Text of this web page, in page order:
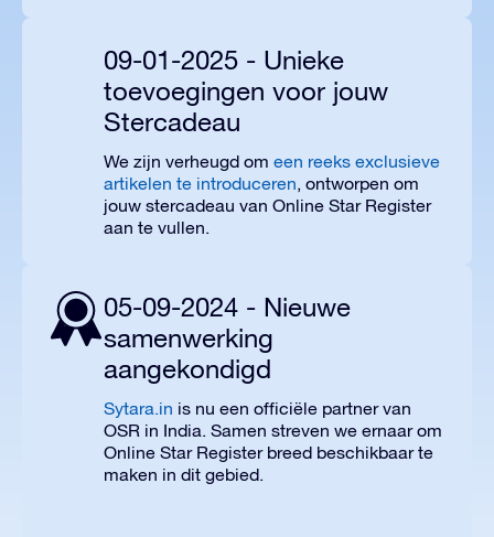
09-01-2025 - Unieke
toevoegingen voor jouw
Stercadeau
We zijn verheugd om een reeks exclusieve
artikelen te introduceren, ontworpen om
jouw stercadeau van Online Star Register
aan te vullen.
05-09-2024 - Nieuwe
samenwerking
aangekondigd
Sytara.in is nu een officiële partner van
OSR in India. Samen streven we ernaar om
Online Star Register breed beschikbaar te
maken in dit gebied.